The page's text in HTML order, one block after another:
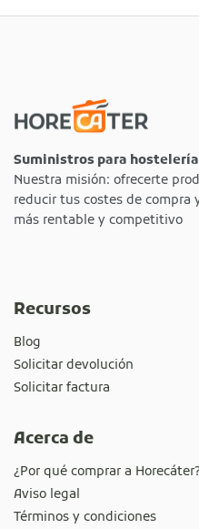
Suministros para
Nuestra misión: ofrecerte
reducir tus costes de compra
más rentable y competitivo
Recursos
Blog
Solicitar devolución
Solicitar factura
Acerca de
¿Por qué comprar a
Aviso legal
Términos y condiciones